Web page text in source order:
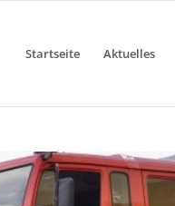
Startseite Aktuelles